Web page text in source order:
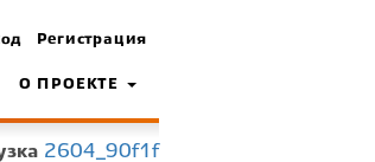
Регистрация
О ПРОЕКТЕ
2604_90f1f